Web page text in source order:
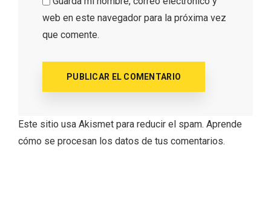
web en este navegador para la próxima vez
que comente.
Este sitio usa Akismet para reducir el spam. Aprende
cómo se procesan los datos de tus comentarios.
2026